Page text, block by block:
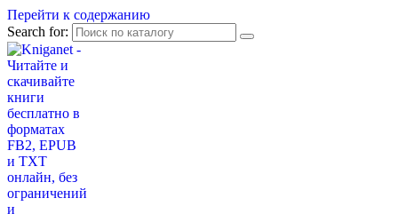
Перейти к содержанию
Search for: